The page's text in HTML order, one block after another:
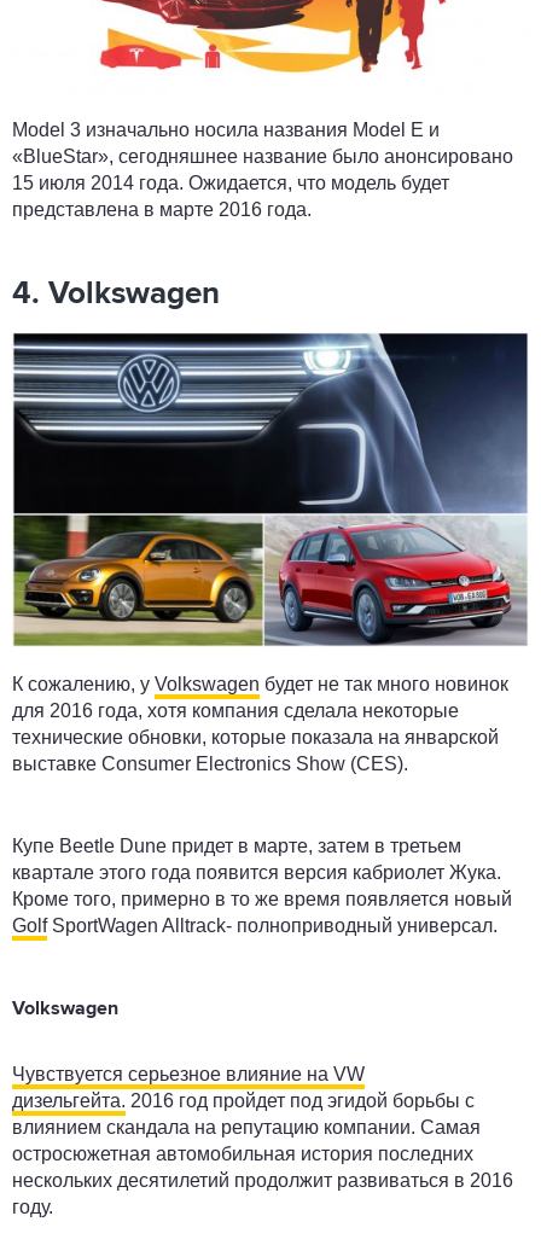
Model 3 изначально носила названия Model E и
«BlueStar», сегодняшнее название было анонсировано
15 июля 2014 года. Ожидается, что модель будет
представлена в марте 2016 года.
4. Volkswagen
К сожалению, у Volkswagen будет не так много новинок
для 2016 года, хотя компания сделала некоторые
технические обновки, которые показала на январской
выставке Consumer Electronics Show (CES).
Купе Beetle Dune придет в марте, затем в третьем
квартале этого года появится версия кабриолет Жука.
Кроме того, примерно в то же время появляется новый
GolfSportWagen Alltrack- полноприводный универсал.
Volkswagen
Чувствуется серьезное влияние на VW
дизельгейта. 2016 год пройдет под эгидой борьбы с
влиянием скандала на репутацию компании. Самая
остросюжетная автомобильная история последних
нескольких десятилетий продолжит развиваться в 2016
году.